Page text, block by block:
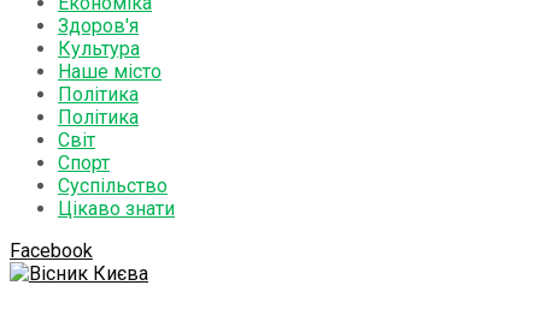
Здоров'я
Культура
Наше місто
Політика
Політика
Світ
Спорт
Суспільство
Цікаво знати
Facebook